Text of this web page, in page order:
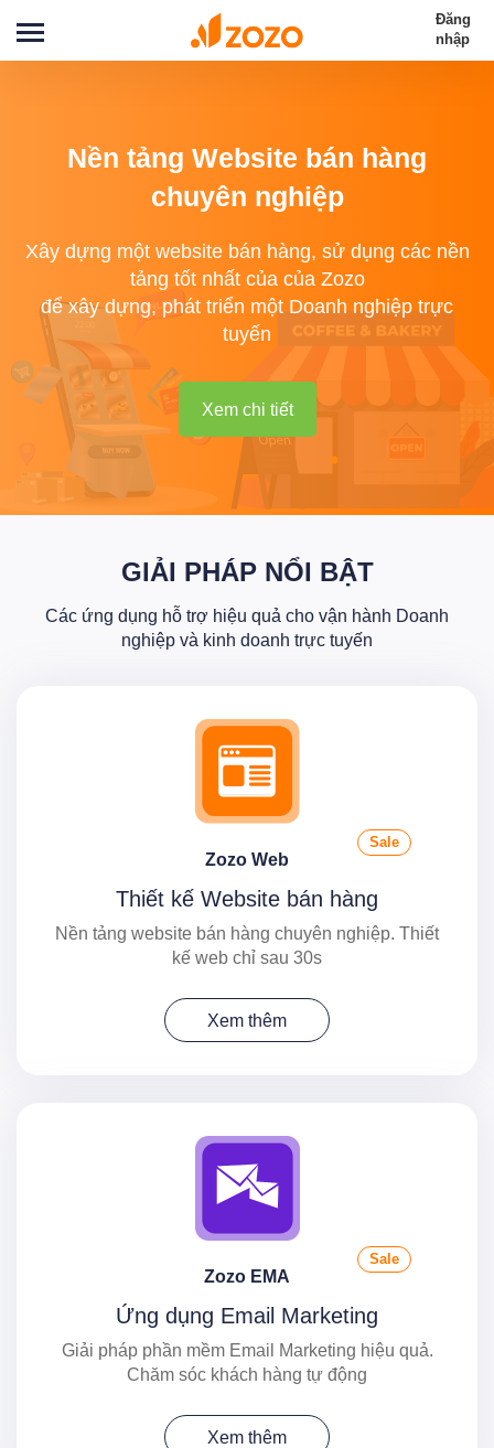
Đăng
nhập
Nền tảng Website bán hàng
chuyên nghiệp
Xây dựng một website bán hàng, sử dụng các nền
tảng tốt nhất của của Zozo
để xây dựng, phát triển một Doanh nghiệp trực
tuyến
Xem chi tiết
GIẢI PHÁP NỔI BẬT
Các ứng dụng hỗ trợ hiệu quả cho vận hành Doanh
nghiệp và kinh doanh trực tuyến
Zozo Web
Sale
Thiết kế Website bán hàng
Nền tảng website bán hàng chuyên nghiệp. Thiết
kế web chỉ sau 30s
Xem thêm
Zozo EMA
Sale
Ứng dụng Email Marketing
Giải pháp phần mềm Email Marketing hiệu quả.
Chăm sóc khách hàng tự động
Xem thêm